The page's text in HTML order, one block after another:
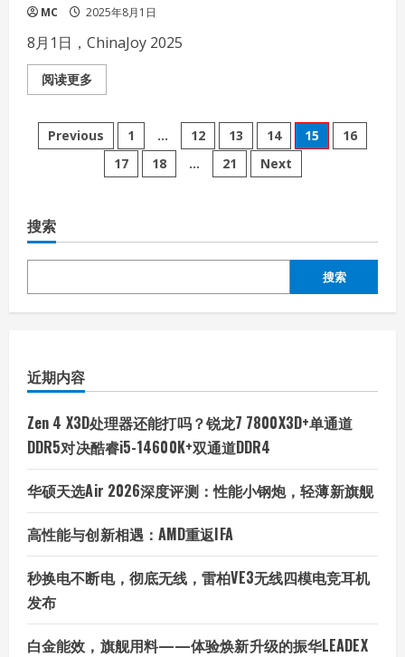
MC 2025年8月1日
8月1日，ChinaJoy 2025
阅读更多Read
more
棚
福
利
展
区
2025
文
分
页
Previous 1 … 12 13 14 15
16
17
18 … 21 Next
搜索
搜索
近期内容
Zen 4 X3D处理器还能打吗？锐龙7 7800X3D+单通道
DDR5对决酷睿i5-14600K+双通道DDR4
华硕天选Air 2026深度评测：性能小钢炮，轻薄新旗舰
高性能与创新相遇：AMD重返IFA
秒换电不断电，彻底无线，雷柏VE3无线四模电竞耳机
发布
白金能效，旗舰用料——体验焕新升级的振华LEADEX